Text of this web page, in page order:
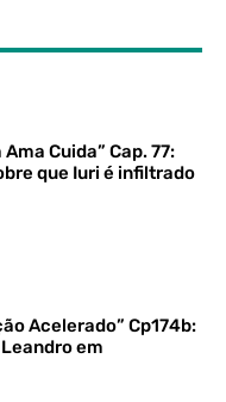
Cuida” Cap. 77:
que Iuri é infiltrado
Acelerado” Cp174b:
em